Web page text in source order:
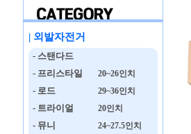
| 외발자전거
- 스탠다드
- 프리스타일
20~26인치
- 로드 29~36인치
- 트라이얼 20인치
- 뮤니 24~27.5인치